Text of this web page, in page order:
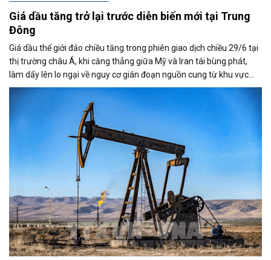
Giá dầu tăng trở lại trước diễn biến mới tại Trung
Đông
Giá dầu thế giới đảo chiều tăng trong phiên giao dịch chiều 29/6 tại
thị trường châu Á, khi căng thẳng giữa Mỹ và Iran tái bùng phát,
làm dấy lên lo ngại về nguy cơ gián đoạn nguồn cung từ khu vực
Trung Đông. Tuy nhiên, triển vọng nối lại đàm phán giữa hai bên đã
phần nào hạn chế đà tăng của thị trường.